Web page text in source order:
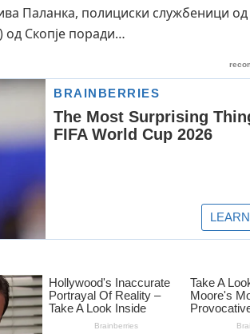
Паланка, полициски службеници
од Скопје поради…